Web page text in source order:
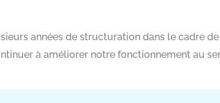
années de structuration dans le cadre
à améliorer notre fonctionnement au